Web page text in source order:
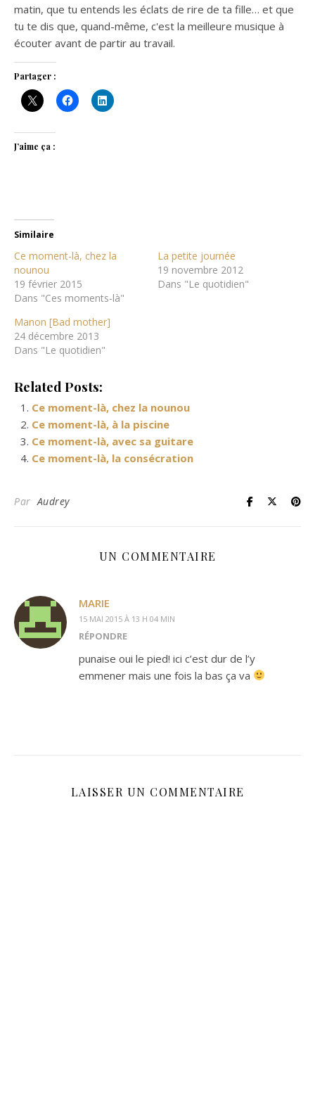
matin, que tu entends les éclats de rire de ta fille… et que
tu te dis que, quand-même, c'est la meilleure musique à
écouter avant de partir au travail.
Partager :
J’aime ça :
Similaire
Ce moment-là, chez la
nounou
19 février 2015
Dans "Ces moments-là"
La petite journée
19 novembre 2012
Dans "Le quotidien"
Manon [Bad mother]
24 décembre 2013
Dans "Le quotidien"
Related Posts:
Ce moment-là, chez la nounou
Ce moment-là, à la piscine
Ce moment-là, avec sa guitare
Ce moment-là, la consécration
ParAudrey
UN COMMENTAIRE
MARIE
15 MAI 2015 À 13 H 04 MIN
RÉPONDRE
punaise oui le pied! ici c’est dur de l’y
emmener mais une fois la bas ça va
LAISSER UN COMMENTAIRE